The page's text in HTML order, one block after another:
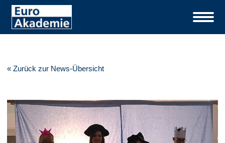
« Zurück zur News-Übersicht